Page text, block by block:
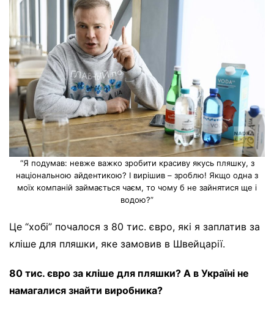
“Я подумав: невже важко зробити красиву якусь пляшку, з
національною айдентикою? І вирішив – зроблю! Якщо одна з
моїх компаній займається чаєм, то чому б не зайнятися ще і
водою?”
Це “хобі” почалося з 80 тис. євро, які я заплатив за
кліше для пляшки, яке замовив в Швейцарії.
80 тис. євро за кліше для пляшки? А в Україні не
намагалися знайти виробника?